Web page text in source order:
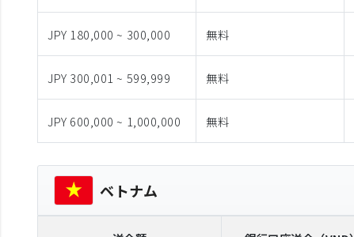
JPY 180,000 ~ 300,000 無料
JPY 300,001 ~ 599,999 無料
JPY 600,000 ~ 1,000,000 無料
ベトナム